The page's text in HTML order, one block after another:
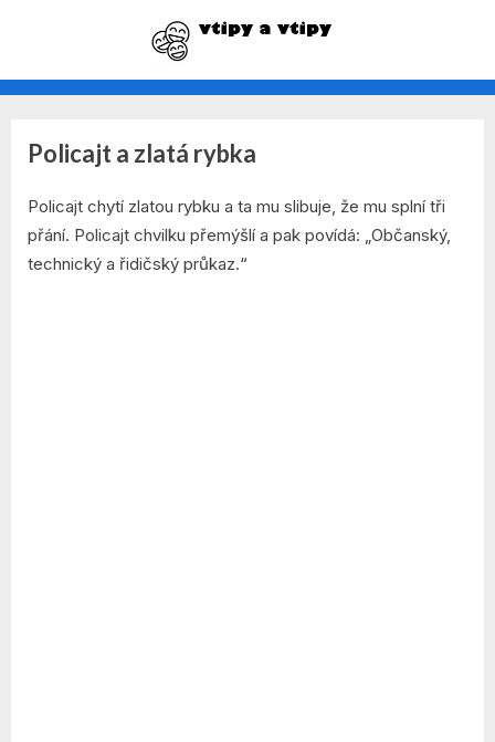
Rubrika:
Vtipy
o
Policajt a zlatá rybka
on
Policajt chytí zlatou rybku a ta mu slibuje, že mu splní tři
přání. Policajt chvilku přemýšlí a pak povídá: „Občanský,
technický a řidičský průkaz.“